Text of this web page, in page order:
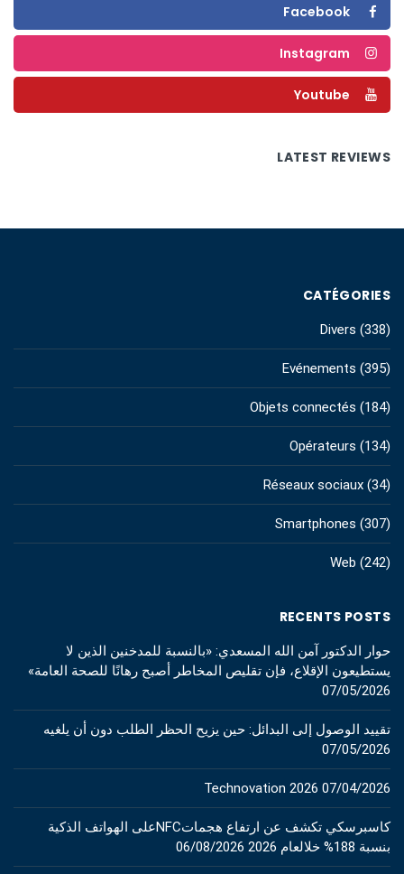
Facebook
Instagram
Youtube
LATEST REVIEWS
CATÉGORIES
Divers (338)
Evénements (395)
Objets connectés (184)
Opérateurs (134)
Réseaux sociaux (34)
Smartphones (307)
Web (242)
RECENTS POSTS
حوار الدكتور آمن الله المسعدي: «بالنسبة للمدخنين الذين لا
يستطيعون الإقلاع، فإن تقليص المخاطر أصبح رهانًا للصحة العامة»
07/05/2026
تقييد الوصول إلى البدائل: حين يزيح الحظر الطلب دون أن يلغيه
07/05/2026
Technovation 2026 07/04/2026
كاسبرسكي تكشف عن ارتفاع هجماتNFCعلى الهواتف الذكية
بنسبة 188% خلالعام 2026
06/08/2026